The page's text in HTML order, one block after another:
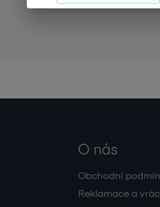
O nás
Obchodní
Reklamace a